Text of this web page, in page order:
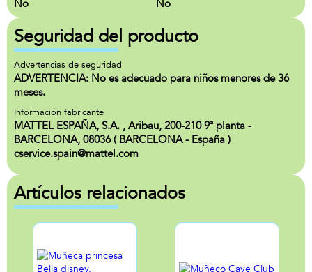
No No
Seguridad del producto
Advertencias de seguridad
ADVERTENCIA: No es adecuado para niños menores de 36
meses.
Información fabricante
MATTEL ESPAÑA, S.A. , Aribau, 200-210 9ª planta -
BARCELONA, 08036 ( BARCELONA - España )
cservice.spain@mattel.com
Artículos relacionados